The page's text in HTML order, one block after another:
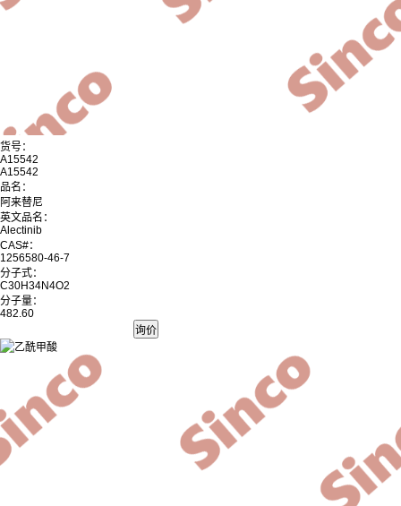
货号：
A15542
A15542
品名：
阿来替尼
英文品名：
Alectinib
CAS#：
1256580-46-7
分子式：
C30H34N4O2
分子量：
482.60